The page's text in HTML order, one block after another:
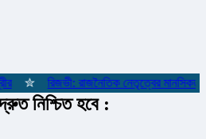
রিজভী: রাজনৈতিক নেতৃত্বের মানসিকতা
নিশ্চিত হবে :